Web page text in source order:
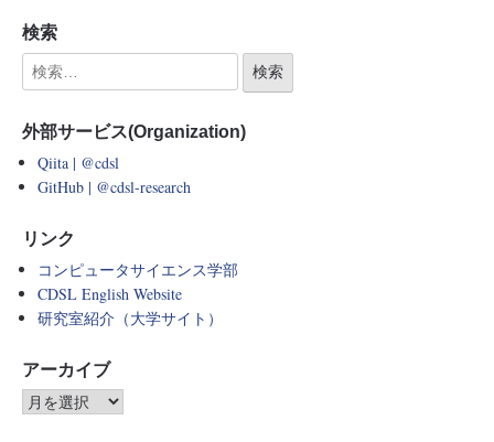
検索
外部サービス(Organization)
Qiita | @cdsl
GitHub | @cdsl-research
リンク
コンピュータサイエンス学部
CDSL English Website
研究室紹介（大学サイト）
アーカイブ